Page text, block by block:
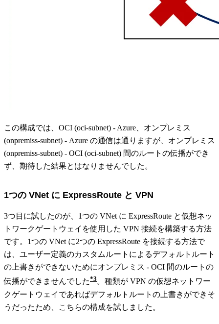
この構成では、OCI (oci-subnet) - Azure、オンプレミス
(onpremiss-subnet) - Azure の通信は通りますが、オンプレミス
(onpremiss-subnet) - OCI (oci-subnet) 間のルートの伝播ができ
ず、期待した結果とはなりませんでした。
1つの VNet に ExpressRoute と VPN
3つ目に試したのが、1つの VNet に ExpressRoute と仮想ネッ
トワークゲートウェイを使用した VPN 接続を構築する方法
です。1つの VNet に2つの ExpressRoute を接続する方法で
は、ユーザー定義のカスタムルートによるデフォルトルート
の上書きができないためにオンプレミス - OCI 間のルートの
伝播ができませんでした 3。種類が VPN の仮想ネットワー
クゲートウェイであればデフォルトルートの上書きができそ
うだったため、こちらの構成を試しました。